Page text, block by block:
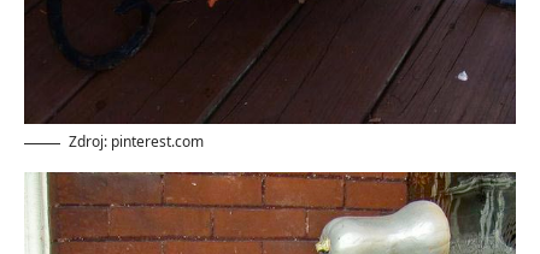
Zdroj: pinterest.com